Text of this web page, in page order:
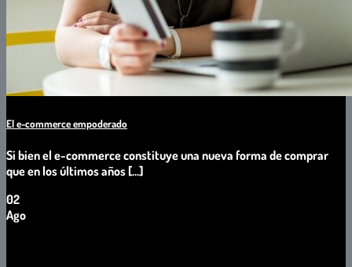
El e-commerce empoderado
Si bien el e-commerce constituye una nueva forma de comprar
que en los últimos años [...]
02
Ago